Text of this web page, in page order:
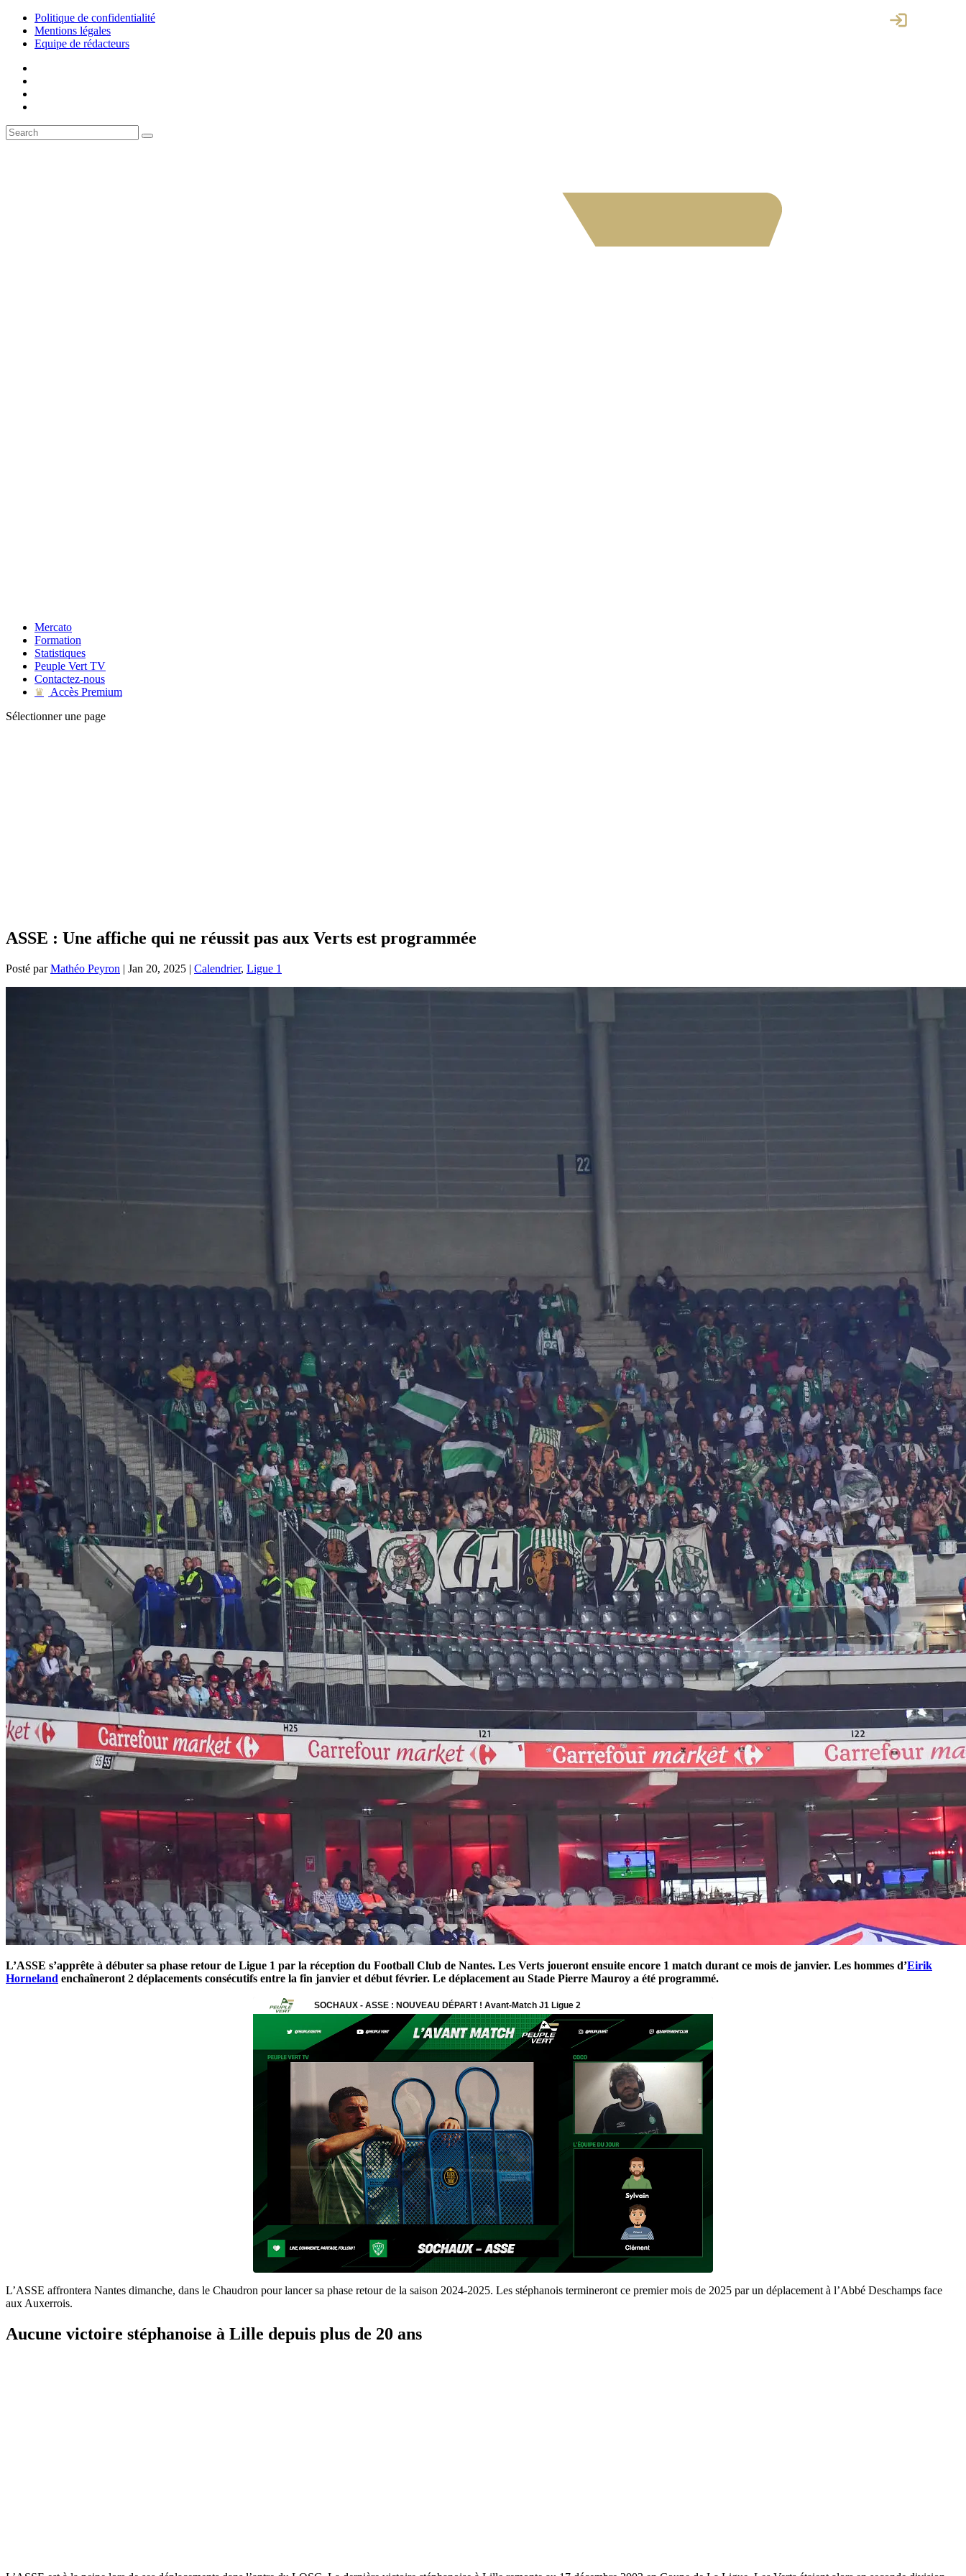
Politique de confidentialité
Mentions légales
Equipe de rédacteurs
Mercato
Formation
Statistiques
Peuple Vert TV
Contactez-nous
♛
Accès Premium
Sélectionner une page
ASSE : Une affiche qui ne réussit pas aux Verts est programmée
Posté parMathéo Peyron | Jan 20, 2025 | Calendrier, Ligue 1
L’ASSE s’apprête à débuter sa phase retour de Ligue 1 par la réception du Football Club de Nantes. Les Verts joueront ensuite encore 1 match durant ce mois de janvier. Les hommes d’Eirik
Horneland enchaîneront 2 déplacements consécutifs entre la fin janvier et début février. Le déplacement au Stade Pierre Mauroy a été programmé.
L’ASSE affrontera Nantes dimanche, dans le Chaudron pour lancer sa phase retour de la saison 2024-2025. Les stéphanois termineront ce premier mois de 2025 par un déplacement à l’Abbé Deschamps face
aux Auxerrois.
Aucune victoire stéphanoise à Lille depuis plus de 20 ans